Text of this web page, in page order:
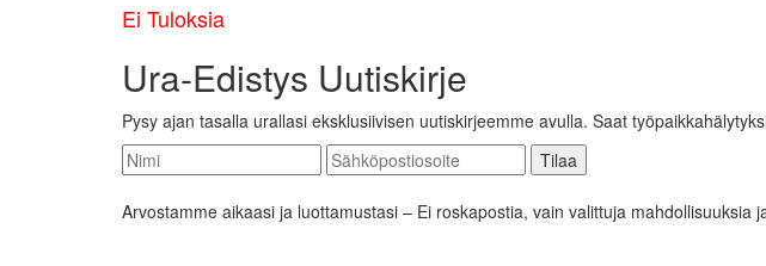
Ei Tuloksia
Ura-Edistys Uutiskirje
Pysy ajan tasalla urallasi eksklusiivisen uutiskirjeemme avulla. Saat
Arvostamme aikaasi ja luottamustasi – Ei roskapostia, vain valittuja mahdollisuuksia